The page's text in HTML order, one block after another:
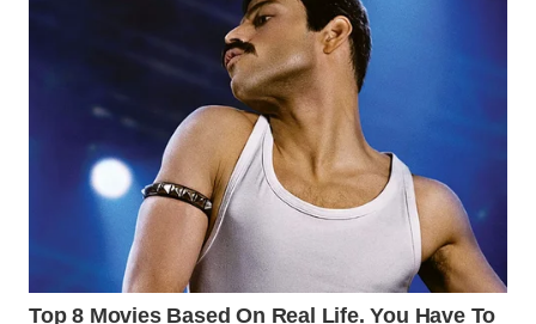
WN
MANDALIKA
WN
LIKUPANG
LABUANBAJO